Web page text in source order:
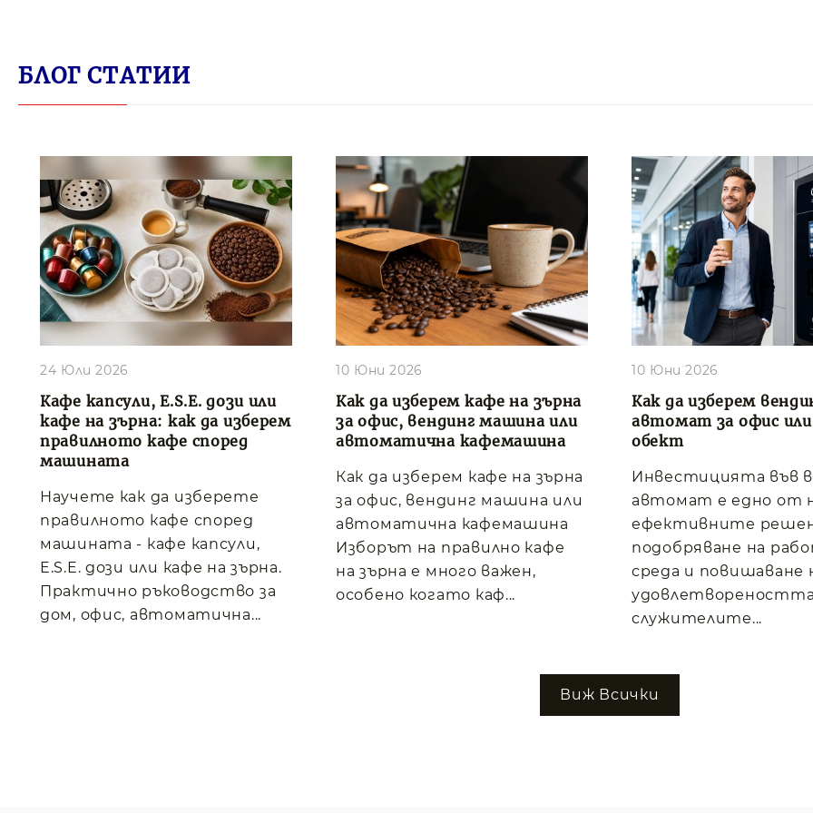
БЛОГ СТАТИИ
Кафе капсули, E.S.E. дози или
кафе на зърна: как да изберем
правилното кафе според
машината
24 Юли 2026
Научете как да изберете
правилното кафе според
машината - кафе капсули,
E.S.E. дози или кафе на зърна.
Практично ръководство за
дом, офис, автоматична...
Как да изберем кафе на зърна
за офис, вендинг машина или
автоматична кафемашина
10 Юни 2026
Как да изберем кафе на зърна
за офис, вендинг машина или
автоматична кафемашина
Изборът на правилно кафе
на зърна е много важен,
особено когато каф...
Как да изберем
автомат за офис или
обект
10 Юни 2026
Инвестицията във
автомат е едно от
ефективните
подобряване на
среда и повишаване
служителите...
Виж Всички